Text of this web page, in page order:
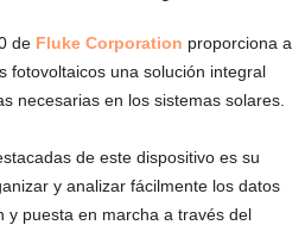
de Fluke Corporation proporciona a
fotovoltaicos una solución integral
necesarias en los sistemas solares.
de este dispositivo es su
y analizar fácilmente los datos
y puesta en marcha a través del